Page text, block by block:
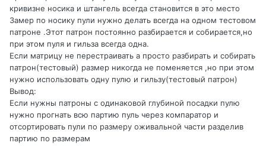
кривизне носика и штангель всегда становится в это место
Замер по носику пули нужно делать всегда на одном тестовом
патроне .Этот патрон постоянно разбирается и собирается,но
при этом пуля и гильза всегда одна.
Если матрицу не перестраивать а просто разбирать и собирать
патрон(тестовый) размер никогда не поменяется ,но при этом
нужно использовать одну пулю и гильзу(тестовый патрон)
Вывод:
Если нужны патроны с одинаковой глубиной посадки пулю
нужно прогнать всю партию пуль через компаратор и
отсортировать пули по размеру оживальной части разделив
партию по размерам